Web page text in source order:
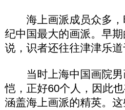
海上画派成员众多，
纪中国最大的画派。早
说，识者还往往津津乐
当时上海中国画院男
恺，正好60个人，因此
涵盖海上画派的精英。